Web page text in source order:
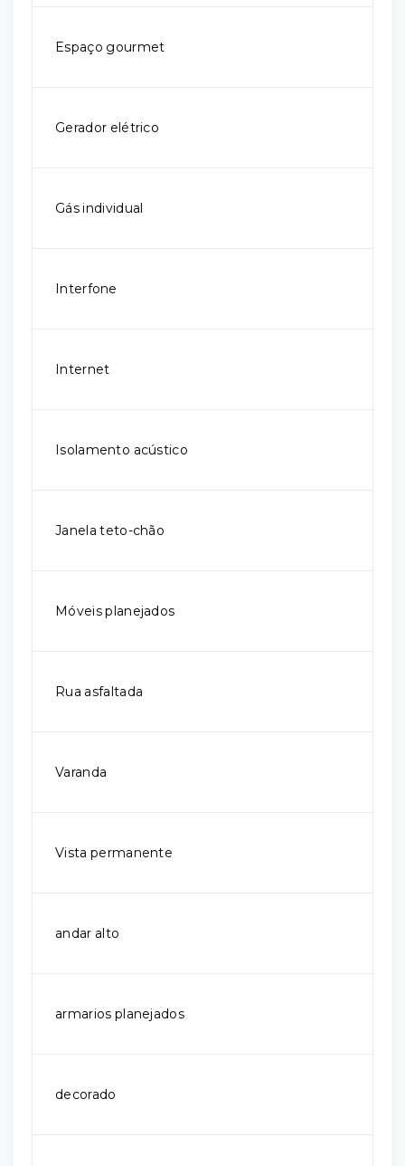
Espaço gourmet
Gerador elétrico
Gás individual
Interfone
Internet
Isolamento acústico
Janela teto-chão
Móveis planejados
Rua asfaltada
Varanda
Vista permanente
andar alto
armarios planejados
decorado